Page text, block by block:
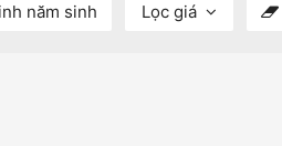
năm sinh Lọc giá